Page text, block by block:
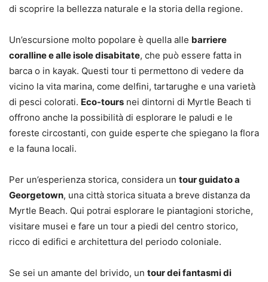
di scoprire la bellezza naturale e la storia della regione.
Un’escursione molto popolare è quella alle barriere
coralline e alle isole disabitate, che può essere fatta in
barca o in kayak. Questi tour ti permettono di vedere da
vicino la vita marina, come delfini, tartarughe e una varietà
di pesci colorati. Eco-tours nei dintorni di Myrtle Beach ti
offrono anche la possibilità di esplorare le paludi e le
foreste circostanti, con guide esperte che spiegano la flora
e la fauna locali.
Per un’esperienza storica, considera un tour guidato a
Georgetown, una città storica situata a breve distanza da
Myrtle Beach. Qui potrai esplorare le piantagioni storiche,
visitare musei e fare un tour a piedi del centro storico,
ricco di edifici e architettura del periodo coloniale.
Se sei un amante del brivido, un tour dei fantasmi di